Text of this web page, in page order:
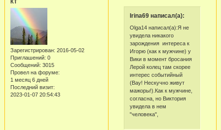
КТ
Зарегистрирован: 2016-05-02
Приглашений: 0
Сообщений: 3015
Провел на форуме:
1 месяц 6 дней
Последний визит:
2023-01-07 20:54:43
Irina69 написал(а):
Olga14 написал(а):Я не
увидела никакого
зарождения интереса к
Игорю (как к мужчине) у
Вики в момент бросания
Лерой колец там скорее
интерес событийный
(Вау! Нескучно живут
мажоры!).Как к мужчине,
согласна, но Виктория
увидела в нем
"человека",